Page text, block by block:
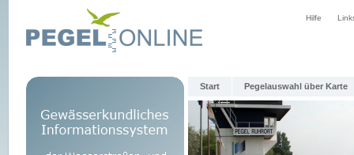
Hilfe
Start Pegelauswahl über Karte